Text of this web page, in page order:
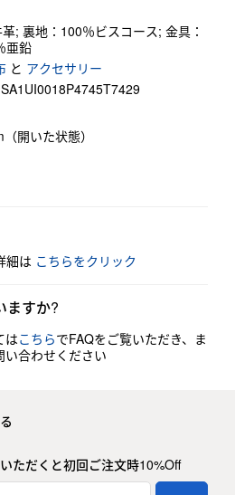
; 裏地：100％ビスコース; 金具：
亜鉛
と アクセサリー
開いた状態）
細は こちらをクリック
ますか?
はこちらでFAQをご覧いただき、ま
い合わせください
ただくと初回ご注文時10%Off